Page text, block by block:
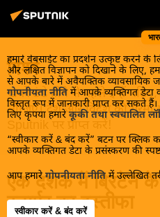
हमारे वेबसाईट का प्रदर्शन उत्कृष्ट करने के
और लक्षित विज्ञापन को दिखाने के लिए,
से आपके बारे में अवैयक्तिक व्यावसायिक
गोपनीयता नीति में आपके व्यक्तिगत डेटा
विस्तृत रूप में जानकारी प्राप्त कर सकते
लिए कृपया हमारे कूकी तथा स्वचालित
“स्वीकार करें & बंद करें” बटन पर क्लिक
आपके व्यक्तिगत डेटा के प्रसंस्करण की
आप हमारे गोपनीयता नीति में उल्लेखित
स्वीकार करें & बंद करें
विश्व
खबरें ठंडे होने से पहले इन्हें
लीजिए। देश और विदेश की
Sputnik पर प्राप्त करें!
एक दशक में ब्रिटेन के
स्टार्मर का इस्तीफा